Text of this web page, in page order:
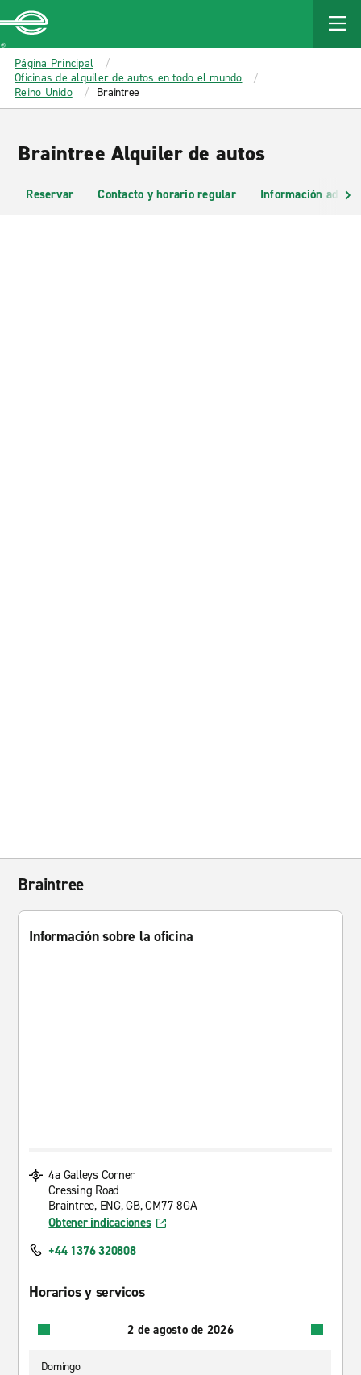
MAIN
CONTENT
Enterprise
Página Principal
Oficinas de alquiler de autos en todo el mundo
Reino Unido
Braintree
Braintree Alquiler de autos
Reservar Contacto y horario regular Información
Braintree
Información sobre la oficina
4a Galleys Corner
Cressing Road
Braintree, ENG, GB, CM77 8GA
Obtener indicaciones
+44 1376 320808
Horarios y servicos
2 de agosto de 2026
Domingo